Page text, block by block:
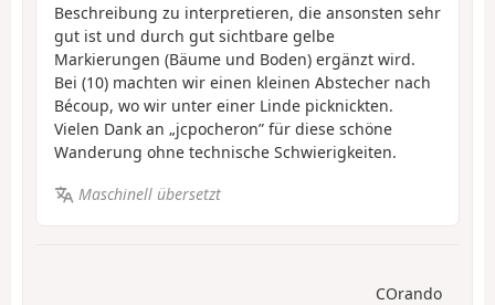
Beschreibung zu interpretieren, die ansonsten sehr
gut ist und durch gut sichtbare gelbe
Markierungen (Bäume und Boden) ergänzt wird.
Bei (10) machten wir einen kleinen Abstecher nach
Bécoup, wo wir unter einer Linde picknickten.
Vielen Dank an „jcpocheron” für diese schöne
Wanderung ohne technische Schwierigkeiten.
Maschinell übersetzt
COrando